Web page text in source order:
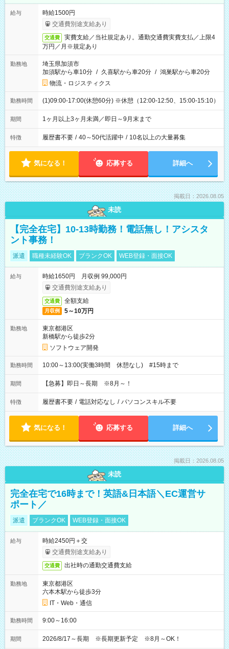
給与
時給1500円
交通費別途支給あり
交通費
実費支給／当社規定あり。通勤交通費実費支払／上限4
万円／月※規定あり
勤務地
埼玉県加須市
加須駅から車10分 / 久喜駅から車20分 / 鴻巣駅から車20分
物流・ロジスティクス
勤務時間 (1)09:00-17:00(休憩60分) ※休憩（12:00-12:50、15:00-15:10）
期間 1ヶ月以上3ヶ月未満／即日～9月末まで
特徴 履歴書不要 / 40～50代活躍中 / 10名以上の大量募集
気になる！ 応募する 詳細へ
掲載日：2026.08.05
未読
【完全在宅】10-13時勤務！電話無し！アシスタ
ント事務！
派遣 職種未経験OK ブランクOK WEB登録・面接OK
給与
時給1650円 月収例 99,000円
交通費別途支給あり
交通費 全額支給
月収例 5～10万円
勤務地
東京都港区
新橋駅から徒歩2分
ソフトウェア開発
勤務時間 10:00～13:00(実働3時間 休憩なし) #15時まで
期間 【急募】即日～長期 ※8月～！
特徴 履歴書不要 / 電話対応なし / パソコンスキル不要
気になる！ 応募する 詳細へ
掲載日：2026.08.05
未読
完全在宅で16時まで！英語&日本語＼EC運営サ
ポート／
派遣 ブランクOK WEB登録・面接OK
給与
時給2450円＋交
交通費別途支給あり
交通費 出社時の通勤交通費支給
勤務地
東京都港区
六本木駅から徒歩3分
IT・Web・通信
勤務時間 9:00～16:00
期間 2026/8/17～長期 ※長期更新予定 ※8月～OK！